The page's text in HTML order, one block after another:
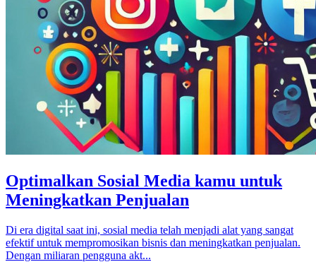
Optimalkan Sosial Media kamu untuk
Meningkatkan Penjualan
Di era digital saat ini, sosial media telah menjadi alat yang sangat
efektif untuk mempromosikan bisnis dan meningkatkan penjualan.
Dengan miliaran pengguna akt...